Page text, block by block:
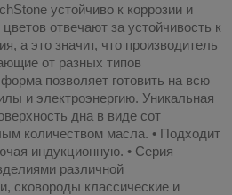
устойчиво к коррозии и
отвечают за устойчивость к
а это значит, что производитель
от разных типов
позволяет готовить на всю
и электроэнергию. Уникальная
дна в виде сот
количеством масла. • Подходит
индукционную. • Серия
различной
сковороды классические и